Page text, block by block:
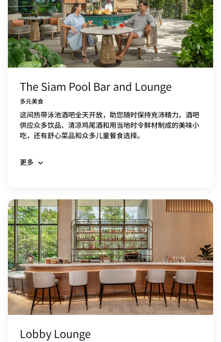
The Siam Pool Bar and Lounge
多元美食
这间热带泳池酒吧全天开放，助您随时保持充沛精力。酒吧
供应众多饮品、清凉鸡尾酒和用当地时令鲜材制成的美味小
吃，还有舒心菜品和众多儿童餐食选择。
更多
Lobby Lounge